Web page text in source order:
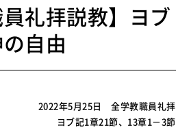
子
大
学
員礼拝説教】ヨブ
自由
2022年5月25日 全学教職員礼拝
ヨブ記1章21節、13章1－3節